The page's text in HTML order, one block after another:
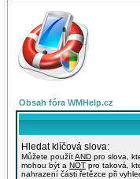
Obsah fóra WMHelp.cz
Hledat klíčová slova:
Můžete použítAND pro slova,
mohou být a NOT pro taková,
nahrazení části řetězce při